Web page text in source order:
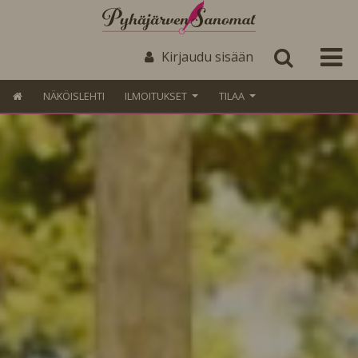
Kirjaudu sisään
NÄKÖISLEHTI ILMOITUKSET TILAA